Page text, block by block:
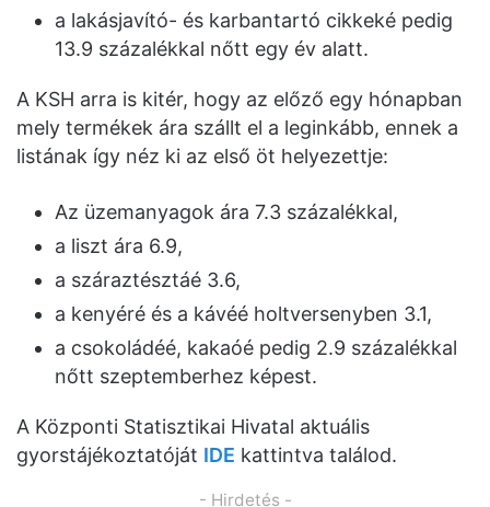
a lakásjavító- és karbantartó cikkeké pedig
13.9 százalékkal nőtt egy év alatt.
A KSH arra is kitér, hogy az előző egy hónapban
mely termékek ára szállt el a leginkább, ennek a
listának így néz ki az első öt helyezettje:
Az üzemanyagok ára 7.3 százalékkal,
a liszt ára 6.9,
a száraztésztáé 3.6,
a kenyéré és a kávéé holtversenyben 3.1,
a csokoládéé, kakaóé pedig 2.9 százalékkal
nőtt szeptemberhez képest.
A Központi Statisztikai Hivatal aktuális
gyorstájékoztatóját IDE kattintva találod.
- Hirdetés -